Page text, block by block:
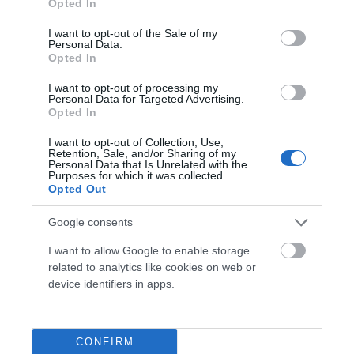
use your data for below specified purposes in below Google
consent section.
Opted In
I want to opt-out of the Sale of my
Personal Data.
Opted In
I want to opt-out of processing my
Personal Data for Targeted Advertising.
Opted In
I want to opt-out of Collection, Use,
Retention, Sale, and/or Sharing of my
Personal Data that Is Unrelated with the
Purposes for which it was collected.
Opted Out
Google consents
I want to allow Google to enable storage
related to analytics like cookies on web or
device identifiers in apps.
CONFIRM
La MONDRAKER DUNE R cuenta
con un cuadro Stealth Air
Carbon de 2,650g de ...
La MONDRAKER CRAFTY R
ARTÍCULOS RELACIONADOS